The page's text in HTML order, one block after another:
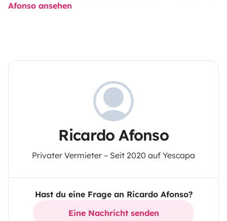
Afonso ansehen
Ricardo Afonso
Privater Vermieter – Seit 2020 auf Yescapa
Hast du eine Frage an Ricardo Afonso?
Eine Nachricht senden